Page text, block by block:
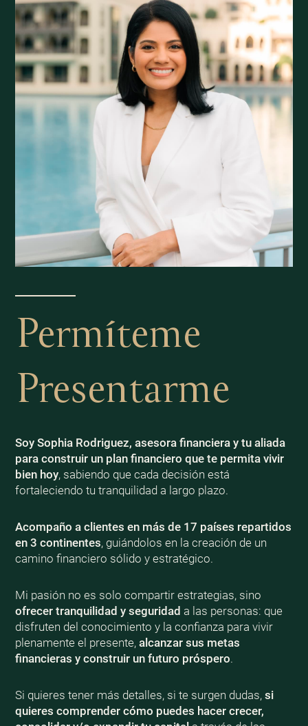
Permíteme
Presentarme
Soy Sophia Rodriguez, asesora financiera y tu aliada
para construir un plan financiero que te permita vivir
bien hoy, sabiendo que cada decisión está
fortaleciendo tu tranquilidad a largo plazo.
Acompaño a clientes en más de 17 países repartidos
en 3 continentes, guiándolos en la creación de un
camino financiero sólido y estratégico.
Mi pasión no es solo compartir estrategias, sino
ofrecer tranquilidad y seguridad a las personas: que
disfruten del conocimiento y la confianza para vivir
plenamente el presente, alcanzar sus metas
financieras y construir un futuro próspero.
Si quieres tener más detalles, si te surgen dudas, si
quieres comprender cómo puedes hacer crecer,